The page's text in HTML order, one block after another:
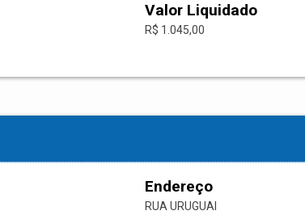
Valor Liquidado
R$ 1.045,00
Endereço
RUA URUGUAI